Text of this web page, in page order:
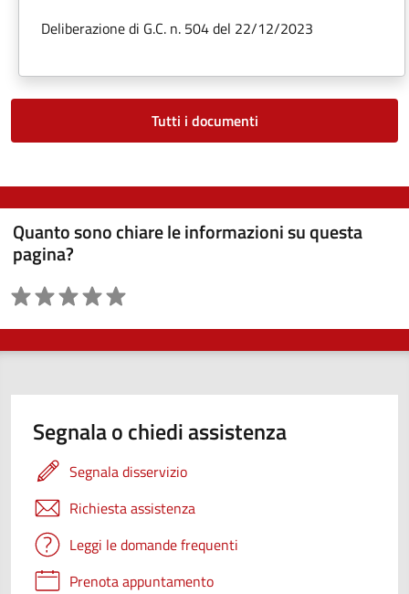
Deliberazione di G.C. n. 504 del 22/12/2023
Tutti i documenti
Quanto sono chiare le informazioni su questa
pagina?
Valutazione
Segnala o chiedi assistenza
Segnala disservizio
Richiesta assistenza
Leggi le domande frequenti
Prenota appuntamento